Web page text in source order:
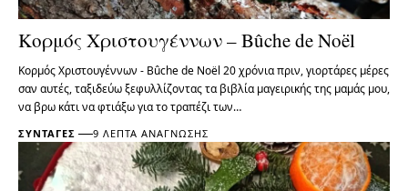
Κορμός Χριστουγέννων – Bûche de Noël
Κορμός Χριστουγέννων - Bûche de Noël 20 χρόνια πριν, γιορτάρες μέρες
σαν αυτές, ταξιδεύω ξεφυλλίζοντας τα βιβλία μαγειρικής της μαμάς μου,
να βρω κάτι να φτιάξω για το τραπέζι των…
ΣΥΝΤΑΓΈΣ 9 ΛΕΠΤΆ ΑΝΆΓΝΩΣΗΣ